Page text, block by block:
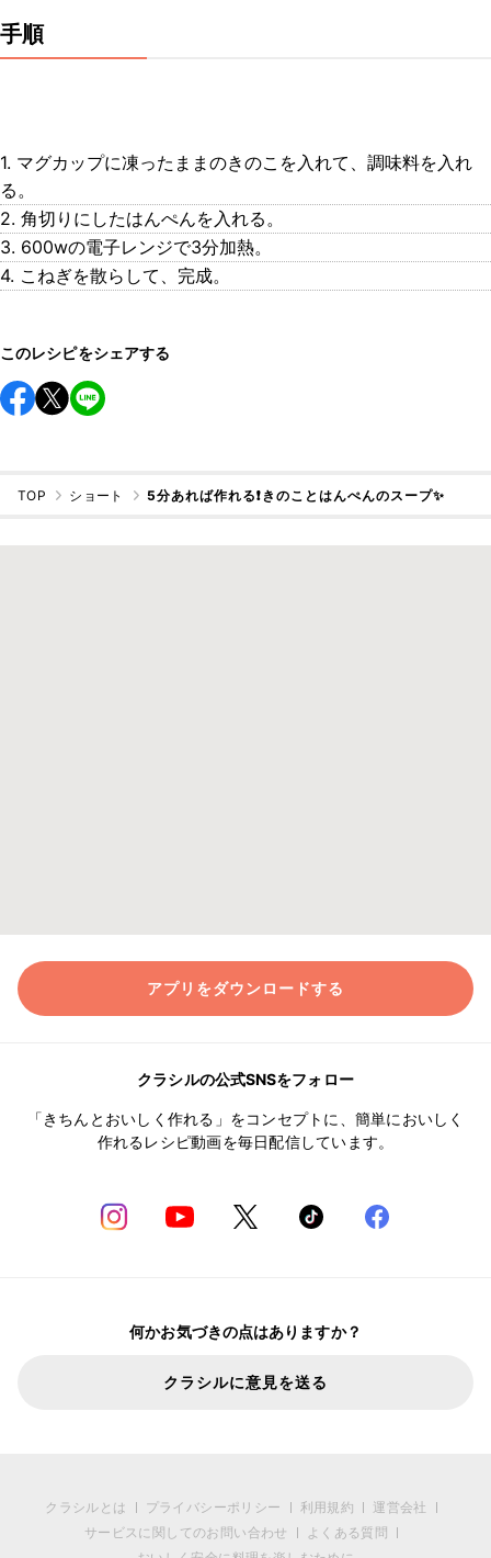
手順
1. マグカップに凍ったままのきのこを入れて、調味料を入れ
る。
2. 角切りにしたはんぺんを入れる。
3. 600wの電子レンジで3分加熱。
4. こねぎを散らして、完成。
このレシピをシェアする
TOP ショート 5分あれば作れる❗️きのことはんぺんのスープ✨
アプリをダウンロードする
クラシルの公式SNSをフォロー
「きちんとおいしく作れる」をコンセプトに、簡単においしく
作れるレシピ動画を毎日配信しています。
何かお気づきの点はありますか？
クラシルに意見を送る
クラシルとは プライバシーポリシー 利用規約
運営会社
サービスに関してのお問い合わせ
よくある質問